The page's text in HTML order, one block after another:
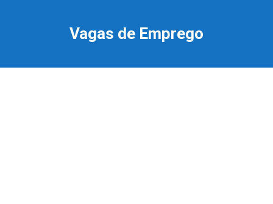
Vagas de Emprego